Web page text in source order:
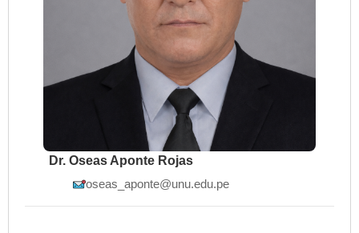
Dr. Oseas Aponte Rojas
oseas_aponte@unu.edu.pe